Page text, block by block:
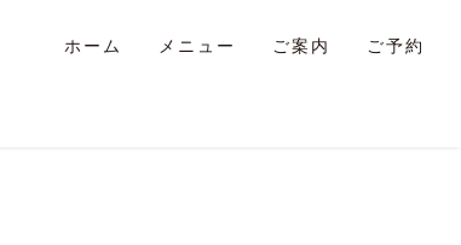
ホーム メニュー ご案内 ご予約